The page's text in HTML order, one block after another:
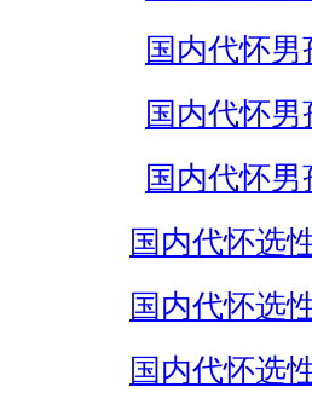
国内代怀
国内代怀男
国内代怀男
国内代怀选
国内代怀选
国内代怀选